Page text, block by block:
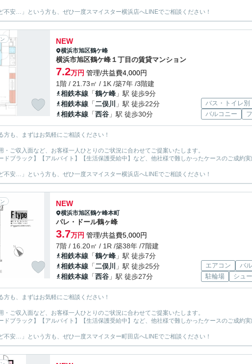
不安…」という方も、ぜひ一度スマイスター横浜店へLINEでご相談ください！
NEW
横浜市旭区鶴ケ峰
横浜市旭区鶴ケ峰１丁目の賃貸マンション
7.2万円 管理/共益費4,000円
1階 / 21.73㎡ / 1K /築7年 /3階建
相鉄本線 「鶴ケ峰 」駅 徒歩9分
相鉄本線 「二俣川
」駅 徒歩22分
相鉄本線 「西谷 」駅 徒歩30分
バス・トイレ別
バルコニー
方も、まずはお気軽にご相談ください！
・ご収入面など、お客様一人ひとりのご状況に合わせてご提案いたします。
ドブラック】【アルバイト】【生活保護受給中】など、他社様で難しかったケースのご成約実
不安…」という方も、ぜひ一度スマイスター横浜店へLINEでご相談ください！
NEW
横浜市旭区鶴ケ峰本町
パレ・ドール鶴ヶ峰
3.7万円 管理/共益費5,000円
7階 / 16.20㎡ / 1R /築38年 /7階建
相鉄本線 「鶴ケ峰 」駅 徒歩7分
相鉄本線 「二俣川
」駅 徒歩25分
相鉄本線 「西谷 」駅 徒歩27分
エアコン バ
駐輪場
シュ
方も、まずはお気軽にご相談ください！
・ご収入面など、お客様一人ひとりのご状況に合わせてご提案いたします。
ドブラック】【アルバイト】【生活保護受給中】など、他社様で難しかったケースのご成約実
不安…」という方も、ぜひ一度スマイスター町田店へLINEでご相談ください！